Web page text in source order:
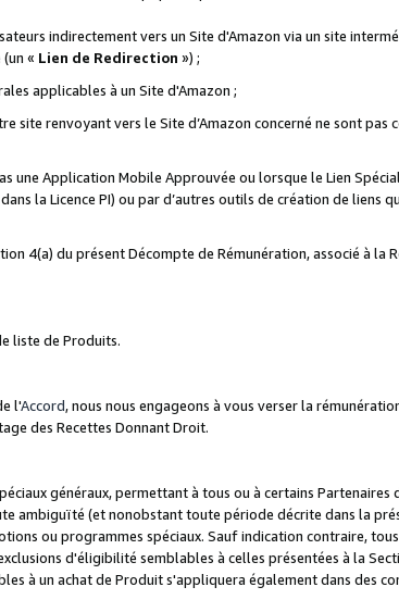
indirectement vers un Site d'Amazon via un site
« Lien de Redirection ») ;
applicables à un Site d'Amazon ;
site renvoyant vers le Site d’Amazon concerné ne sont pas
une Application Mobile Approuvée ou lorsque le Lien
la Licence PI) ou par d’autres outils de création de liens
4(a) du présent Décompte de Rémunération, associé à la
liste de Produits.
l'Accord, nous nous engageons à vous verser la
des Recettes Donnant Droit.
généraux, permettant à tous ou à certains Partenaires
ambiguïté (et nonobstant toute période décrite dans la
ou programmes spéciaux. Sauf indication contraire,
d'éligibilité semblables à celles présentées à la
à un achat de Produit s'appliquera également dans des